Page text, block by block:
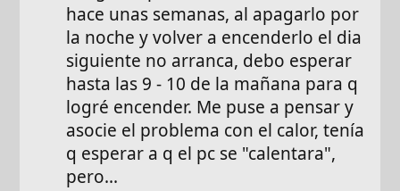
hace unas semanas, al apagarlo por
la noche y volver a encenderlo el dia
siguiente no arranca, debo esperar
hasta las 9 - 10 de la mañana para q
logré encender. Me puse a pensar y
asocie el problema con el calor, tenía
q esperar a q el pc se "calentara",
pero...